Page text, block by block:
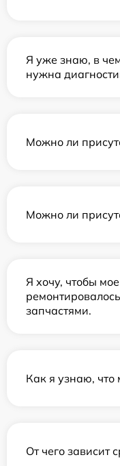
Я уже знаю, в
нужна
Можно ли
Можно ли
Я хочу, чтобы
запчастями.
Как я узнаю, что
От чего зависит